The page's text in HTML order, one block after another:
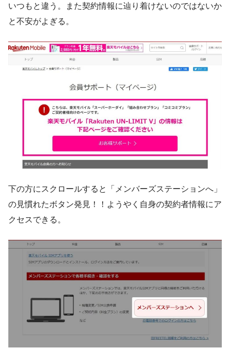
いつもと違う。また契約情報に辿り着けないのではないか
と不安がよぎる。
下の方にスクロールすると「メンバーズステーションへ」
の見慣れたボタン発見！！ようやく自身の契約者情報にア
クセスできる。